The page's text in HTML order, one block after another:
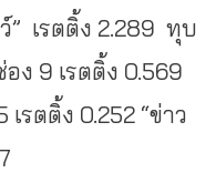
” เรตติ้ง 2.289 ทุบ
อง 9 เรตติ้ง 0.569
เรตติ้ง 0.252 “ข่าว